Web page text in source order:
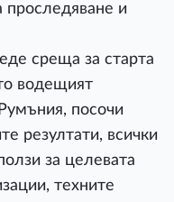
проследяване и
среща за старта
водещият
посочи
резултати, всички
за целевата
техните